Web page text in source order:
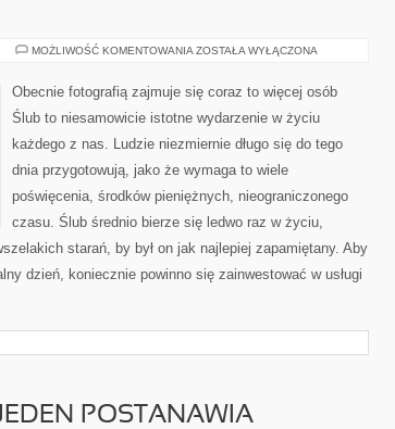
MOŻLIWOŚĆ KOMENTOWANIA NIEZWYKLE
JEST
FIRMA
ZOSTAŁA WYŁĄCZONA
Obecnie fotografią zajmuje się coraz to więcej osób
Ślub to niesamowicie istotne wydarzenie w życiu
każdego z nas. Ludzie niezmiernie długo się do tego
dnia przygotowują, jako że wymaga to wiele
poświęcenia, środków pieniężnych, nieograniczonego
czasu. Ślub średnio bierze się ledwo raz w życiu,
starań, by był on jak najlepiej zapamiętany. Aby
dzień, koniecznie powinno się zainwestować w usługi
POSTANAWIA